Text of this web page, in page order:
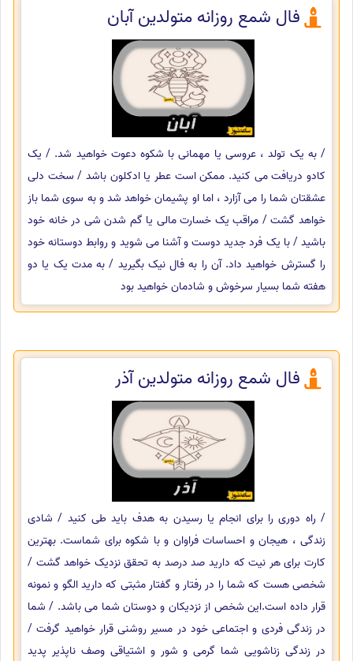
فال شمع روزانه متولدین آبان
/ به یک تولد ، عروسی یا مهمانی با شکوه دعوت خواهید شد. / یک
کادو دریافت می کنید. ممکن است عطر یا ادکلون باشد / سخت دلی
عشقتان شما را می آزارد ، اما او پشیمان خواهد شد و به سوی شما باز
خواهد گشت / مراقب یک خسارت مالی یا گم شدن شی در خانه خود
باشید / با یک فرد جدید دوست و آشنا می شوید و روابط دوستانه خود
را گسترش خواهید داد. آن را به فال نیک بگیرید / به مدت یک یا دو
هفته شما بسیار سرخوش و شادمان خواهید بود
فال شمع روزانه متولدین آذر
/ راه دوری را برای انجام یا رسیدن به هدف باید طی کنید / شادی
زندگی ، هیجان و احساسات فراوان و با شکوه برای شماست. بهترین
کارت برای هر نیت که دارید صد درصد به تحقق نزدیک خواهد گشت /
شخصی هست که شما را در رفتار و گفتار مثبتی که دارید الگو و نمونه
قرار داده است.این شخص از نزدیکان و دوستان شما می باشد. / شما
در زندگی فردی و اجتماعی خود در مسیر روشنی قرار خواهید گرفت /
در زندگی زناشویی شما گرمی و شور و اشتیاقی وصف ناپذیر پدید